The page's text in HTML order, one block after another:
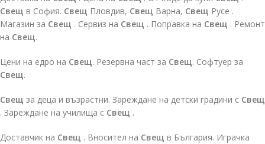
Свещ в София. Свещ Пловдив, Свещ Варна, Свещ Русе .
Магазин за Свещ . Сервиз на Свещ . Поправка на Свещ . Ремонт
на Свещ.
Цени на едро на Свещ. Резервна част за Свещ. Софтуер за
Свещ.
Свещ за деца и възрастни. Зареждане на детски градини с Свещ
. Зареждане на училища с Свещ .
Доставчик на Свещ . Вносител на Свещ в България. Играчка